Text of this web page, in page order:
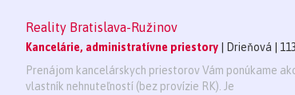
Reality Bratislava-Ružinov
Kancelárie, administratívne priestory | Drieňová
|
Prenájom kancelárskych priestorov Vám ponúkame
vlastník nehnuteľností (bez provízie RK). Je